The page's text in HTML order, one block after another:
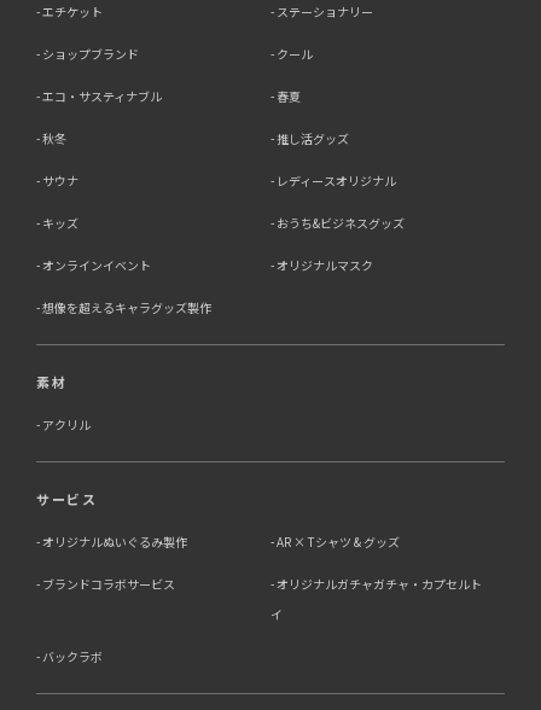
人の個人情報の利用目的の通知、開示、訂正・追加・削
受けた場合は速やかに対応いたします。これらの請求は、
【個人情報保護に関するお問合せ先】
株式会社ラブ・ラボ
電子メール：
info@rub-lab.com
【認定個人情報保護団体の名称及び、苦情の解決の申出
います 一般財団法人日本情報経済社会推進協会 認定個人
情報保護団体事務局 〒106-0032 東京都港区六本木一丁
7565 / 0120-700-779
7．個人情報の提供の任意性と提供されない場合に起こり
お客様がご自身の個人情報を弊社に提供されるか否かは、
は、適切なサービスが提供できない場合がありますので予
8．Cookie（クッキー）等の利用について
当社のウェブサイトでは、お客様に適したサービスや情
報、広告等を提供する目的のため、Cookie（クッキー）
エチケット ステーショナリー
ショップブランド クール
エコ・サスティナブル 春夏
秋冬 推し活グッズ
サウナ レディースオリジナル
キッズ おうち&ビジネスグッズ
オンラインイベント オリジナルマスク
想像を超えるキャラグッズ製作
素材
アクリル
サービス
オリジナルぬいぐるみ製作 AR × Tシャツ & グッズ
ブランドコラボサービス
オリジナルガチャガチャ・カプセルト
イ
バックラボ